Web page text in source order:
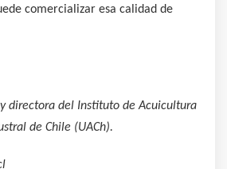
comercializar esa calidad de
directora del Instituto de Acuicultura
de Chile (UACh).